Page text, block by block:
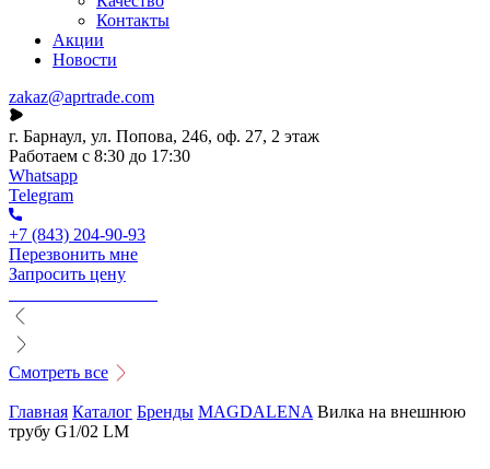
Контакты
Акции
Новости
zakaz@aprtrade.com
г. Барнаул, ул. Попова, 246, оф. 27, 2 этаж
Работаем с 8:30 до 17:30
Whatsapp
Telegram
+7 (843) 204-90-93
Перезвонить мне
Запросить цену
Смотреть все
Главная Каталог Бренды MAGDALENA Вилка на внешнюю
трубу G1/02 LM